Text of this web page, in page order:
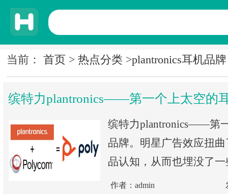
当前： 首页 > 热点分类 >plantronics耳机品牌
缤特力plantronics——第一个上太空的
缤特力plantronics——第
品牌。明星广告效应扭
品认知，从而也埋没了一
作者：admin